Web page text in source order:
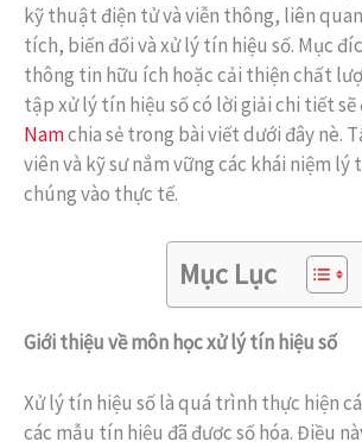
kỹ thuật điện tử và viễn thông, liên
tích, biến đổi và xử lý tín hiệu số. Mục
thông tin hữu ích hoặc cải thiện chất
tập xử lý tín hiệu số có lời giải chi tiết sẽ
Namchia sẻ trong bài viết dưới đây nè.
viên và kỹ sư nắm vững các khái niệm lý
chúng vào thực tế.
Mục Lục
Giới thiệu về môn học xử lý tín hiệu số
Xử lý tín hiệu số là quá trình thực hiện
các mẫu tín hiệu đã được số hóa. Điều